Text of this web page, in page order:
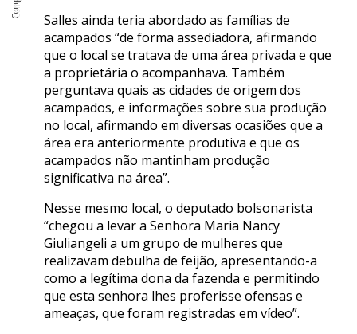
Salles ainda teria abordado as famílias de
acampados “de forma assediadora, afirmando
que o local se tratava de uma área privada e que
a proprietária o acompanhava. Também
perguntava quais as cidades de origem dos
acampados, e informações sobre sua produção
no local, afirmando em diversas ocasiões que a
área era anteriormente produtiva e que os
acampados não mantinham produção
significativa na área”.
Nesse mesmo local, o deputado bolsonarista
“chegou a levar a Senhora Maria Nancy
Giuliangeli a um grupo de mulheres que
realizavam debulha de feijão, apresentando-a
como a legítima dona da fazenda e permitindo
que esta senhora lhes proferisse ofensas e
ameaças, que foram registradas em vídeo”.